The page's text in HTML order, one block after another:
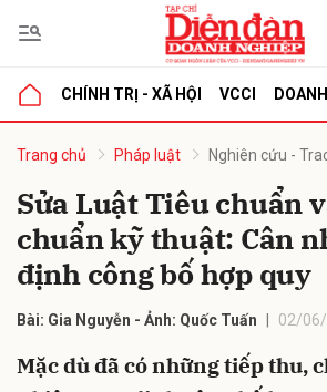
CHÍNH TRỊ - XÃ HỘI VCCI
Trang chủ Pháp luật Nghiên cứu -
Sửa Luật Tiêu chuẩn
chuẩn kỹ thuật: Cân
định công bố hợp quy
Bài: Gia Nguyễn - Ảnh: Quốc Tuấn 02/
Mặc dù đã có những tiếp thu,
luận